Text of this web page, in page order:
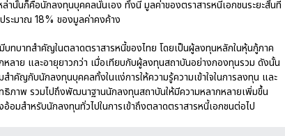
านั้นก็คือนักลงทุนบุคคลนั่นเอง ทั้งนี้ มูลค่าของตราสารหนี้เอกชนระยะสั้นที่
ะมาณ 18% ของมูลค่าคงค้าง
บทบาทสำคัญในตลาดตราสารหนี้ของไทย โดยเป็นผู้ลงทุนหลักในหุ้นกู้ภาค
ลาย และอายุยาวกว่า เมื่อเทียบกับผู้ลงทุนสถาบันอย่างกองทุนรวม ดังนั้น
ำคัญกับนักลงทุนบุคคลทั้งในแง่การให้ความรู้ความเข้าใจในการลงทุน และ
ภาพ รวมไปถึงพัฒนาฐานนักลงทุนสถาบันให้มีความหลากหลายเพิ่มขึ้น
อมสำหรับนักลงทุนทั่วไปในการเข้าถึงตลาดตราสารหนี้เอกชนต่อไป